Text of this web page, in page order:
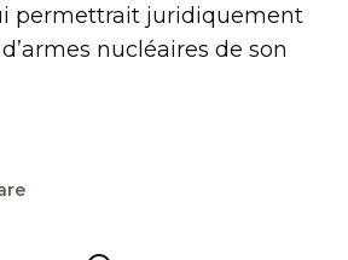
permettrait juridiquement
nucléaires de son